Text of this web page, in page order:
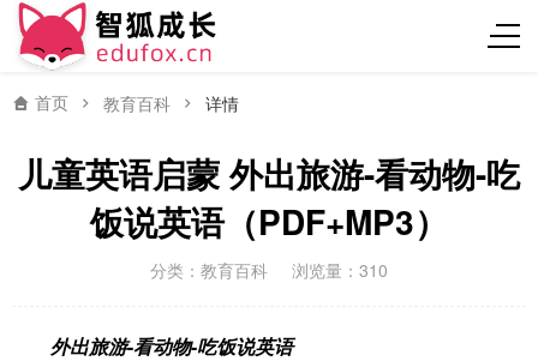
首页 教育百科 详情
儿童英语启蒙 外出旅游-看动物-吃
饭说英语（PDF+MP3）
分类： 教育百科 浏览量：310
外出旅游-看动物-吃饭说英语